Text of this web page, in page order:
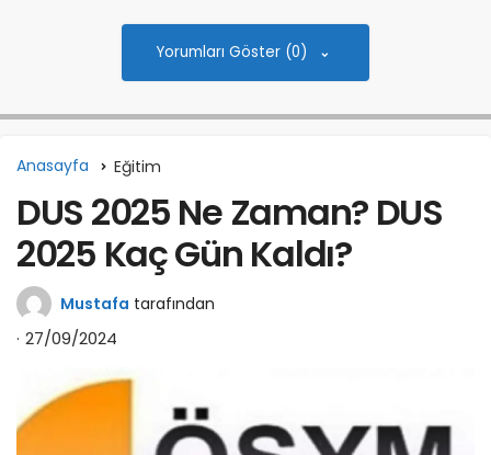
Yorumları Göster (0)
Anasayfa Eğitim
DUS 2025 Ne Zaman? DUS
2025 Kaç Gün Kaldı?
Mustafa tarafından
27/09/2024